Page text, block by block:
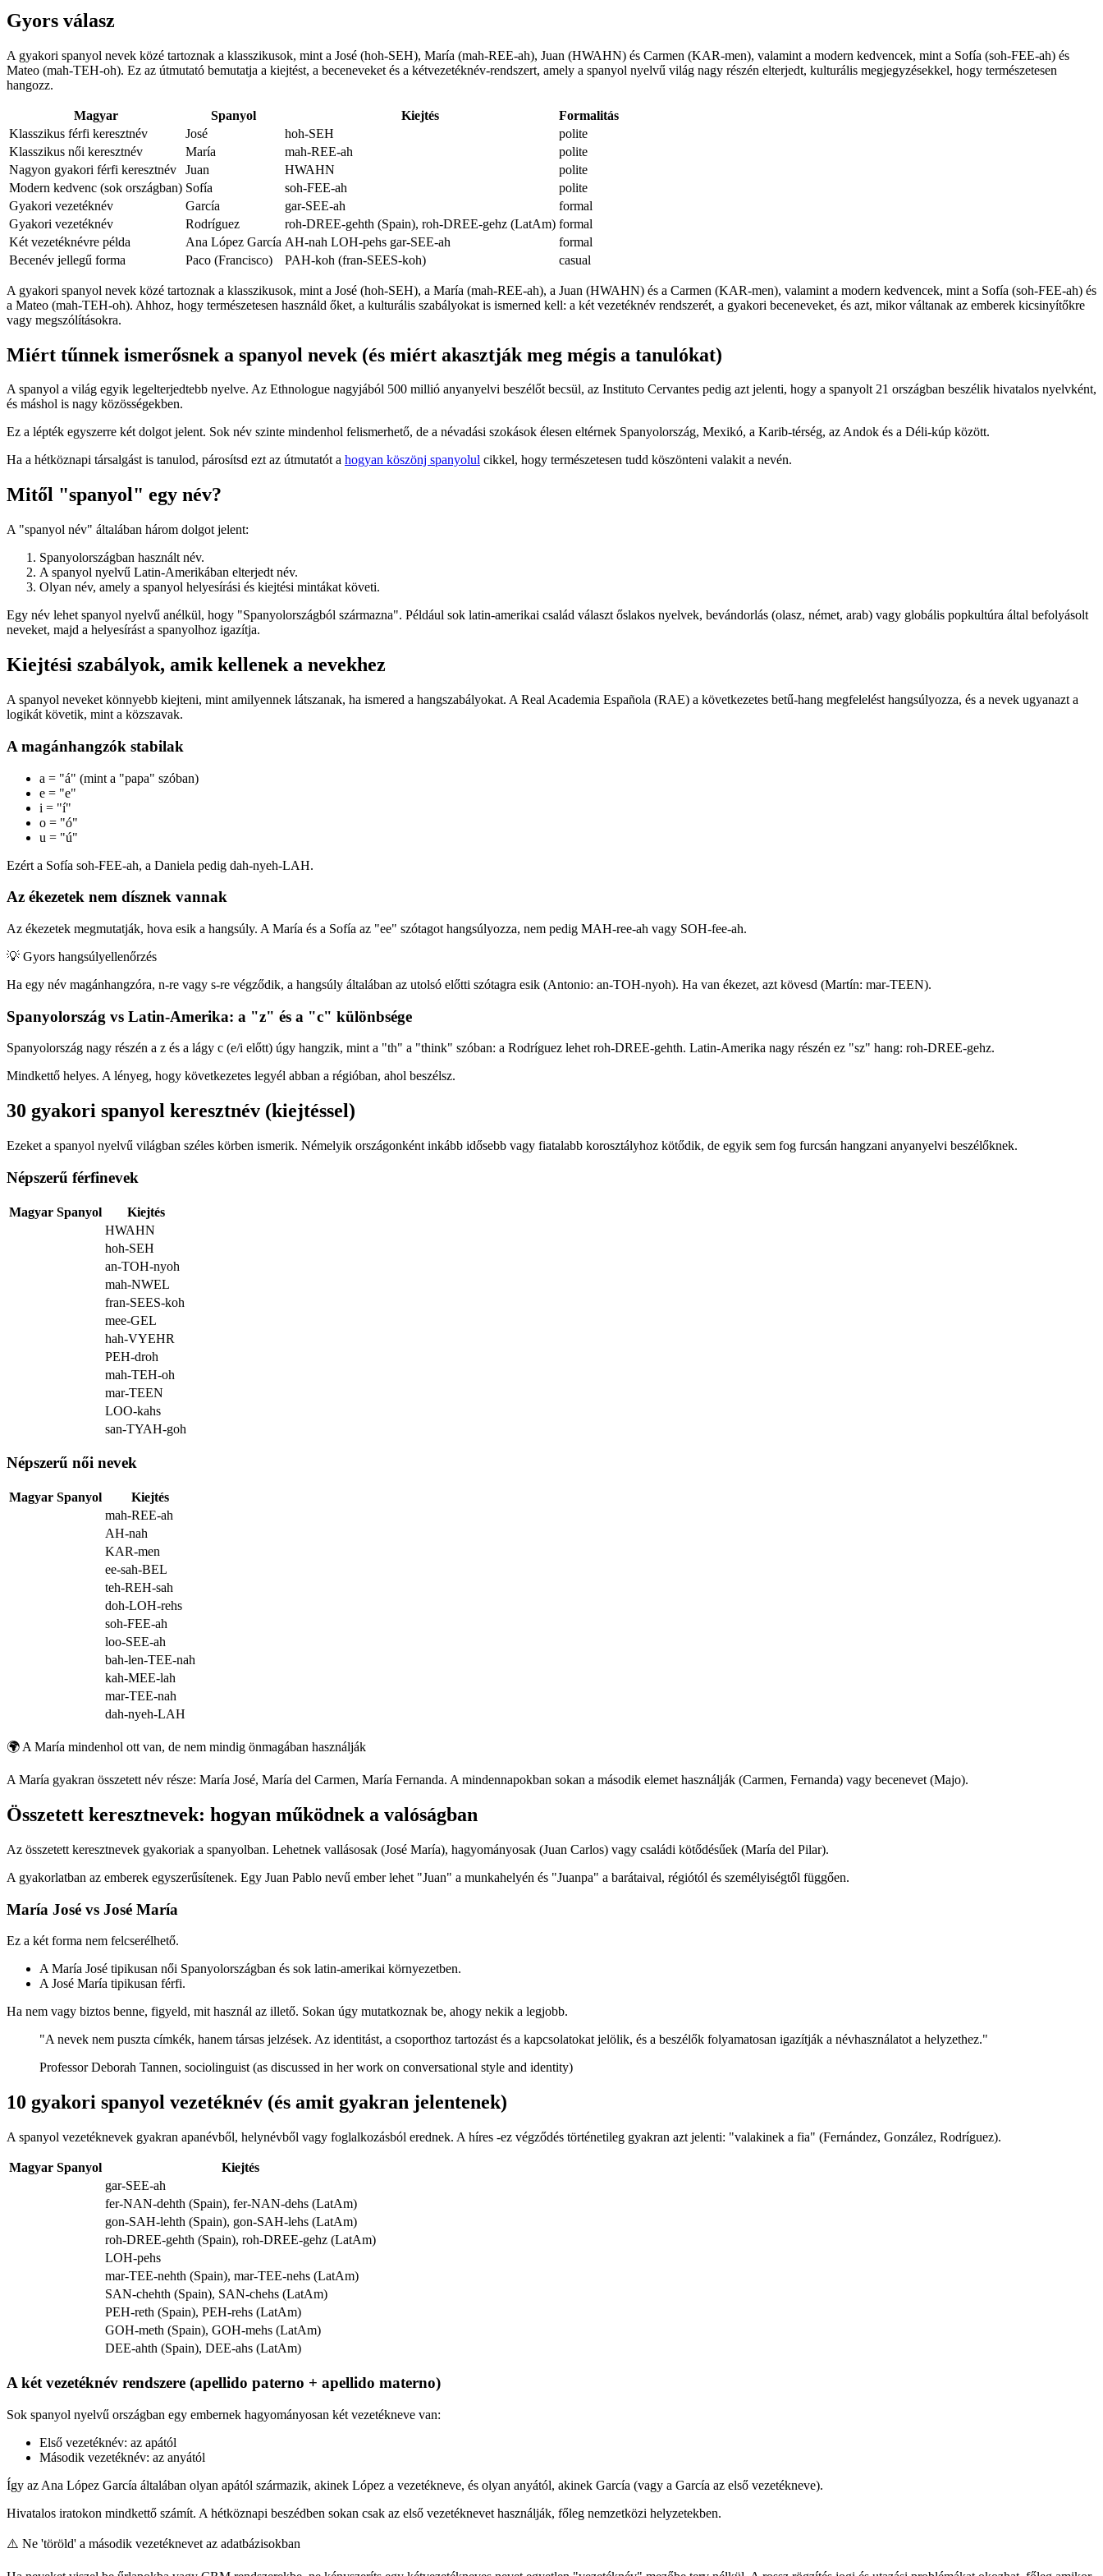
Gyors válasz
A gyakori spanyol nevek közé tartoznak a klasszikusok, mint a José (hoh-SEH), María (mah-REE-ah), Juan (HWAHN) és Carmen (KAR-men), valamint a modern kedvencek, mint a Sofía (soh-FEE-ah) és
Mateo (mah-TEH-oh). Ez az útmutató bemutatja a kiejtést, a beceneveket és a kétvezetéknév-rendszert, amely a spanyol nyelvű világ nagy részén elterjedt, kulturális megjegyzésekkel, hogy természetesen
hangozz.
Magyar Spanyol Kiejtés
Formalitás
Klasszikus férfi keresztnév
José hoh-SEH
polite
Klasszikus női keresztnév
María mah-REE-ah
polite
Nagyon gyakori férfi keresztnév
Juan HWAHN
polite
Modern kedvenc (sok országban) Sofía soh-FEE-ah
polite
Gyakori vezetéknév
García gar-SEE-ah
formal
Gyakori vezetéknév
Rodríguez roh-DREE-gehth (Spain), roh-DREE-gehz (LatAm) formal
Két vezetéknévre példa
Ana López García AH-nah LOH-pehs gar-SEE-ah
formal
Becenév jellegű forma
Paco (Francisco) PAH-koh (fran-SEES-koh) casual
A gyakori spanyol nevek közé tartoznak a klasszikusok, mint a José (hoh-SEH), a María (mah-REE-ah), a Juan (HWAHN) és a Carmen (KAR-men), valamint a modern kedvencek, mint a Sofía (soh-FEE-ah) és
a Mateo (mah-TEH-oh). Ahhoz, hogy természetesen használd őket, a kulturális szabályokat is ismerned kell: a két vezetéknév rendszerét, a gyakori beceneveket, és azt, mikor váltanak az emberek kicsinyítőkre
vagy megszólításokra.
Miért tűnnek ismerősnek a spanyol nevek (és miért akasztják meg mégis a tanulókat)
A spanyol a világ egyik legelterjedtebb nyelve. Az Ethnologue nagyjából 500 millió anyanyelvi beszélőt becsül, az Instituto Cervantes pedig azt jelenti, hogy a spanyolt 21 országban beszélik hivatalos nyelvként,
és máshol is nagy közösségekben.
Ez a lépték egyszerre két dolgot jelent. Sok név szinte mindenhol felismerhető, de a névadási szokások élesen eltérnek Spanyolország, Mexikó, a Karib-térség, az Andok és a Déli-kúp között.
Ha a hétköznapi társalgást is tanulod, párosítsd ezt az útmutatót a hogyan köszönj spanyolul cikkel, hogy természetesen tudd köszönteni valakit a nevén.
Mitől "spanyol" egy név?
A "spanyol név" általában három dolgot jelent:
Spanyolországban használt név.
A spanyol nyelvű Latin-Amerikában elterjedt név.
Olyan név, amely a spanyol helyesírási és kiejtési mintákat követi.
Egy név lehet spanyol nyelvű anélkül, hogy "Spanyolországból származna". Például sok latin-amerikai család választ őslakos nyelvek, bevándorlás (olasz, német, arab) vagy globális popkultúra által befolyásolt
neveket, majd a helyesírást a spanyolhoz igazítja.
Kiejtési szabályok, amik kellenek a nevekhez
A spanyol neveket könnyebb kiejteni, mint amilyennek látszanak, ha ismered a hangszabályokat. A Real Academia Española (RAE) a következetes betű-hang megfelelést hangsúlyozza, és a nevek ugyanazt a
logikát követik, mint a közszavak.
A magánhangzók stabilak
a = "á" (mint a "papa" szóban)
e = "e"
i = "í"
o = "ó"
u = "ú"
Ezért a Sofía soh-FEE-ah, a Daniela pedig dah-nyeh-LAH.
Az ékezetek nem dísznek vannak
Az ékezetek megmutatják, hova esik a hangsúly. A María és a Sofía az "ee" szótagot hangsúlyozza, nem pedig MAH-ree-ah vagy SOH-fee-ah.
💡 Gyors hangsúlyellenőrzés
Ha egy név magánhangzóra, n-re vagy s-re végződik, a hangsúly általában az utolsó előtti szótagra esik (Antonio: an-TOH-nyoh). Ha van ékezet, azt kövesd (Martín: mar-TEEN).
Spanyolország vs Latin-Amerika: a "z" és a "c" különbsége
Spanyolország nagy részén a z és a lágy c (e/i előtt) úgy hangzik, mint a "th" a "think" szóban: a Rodríguez lehet roh-DREE-gehth. Latin-Amerika nagy részén ez "sz" hang: roh-DREE-gehz.
Mindkettő helyes. A lényeg, hogy következetes legyél abban a régióban, ahol beszélsz.
30 gyakori spanyol keresztnév (kiejtéssel)
Ezeket a spanyol nyelvű világban széles körben ismerik. Némelyik országonként inkább idősebb vagy fiatalabb korosztályhoz kötődik, de egyik sem fog furcsán hangzani anyanyelvi beszélőknek.
Népszerű férfinevek
Magyar Spanyol
Kiejtés
HWAHN
hoh-SEH
an-TOH-nyoh
mah-NWEL
fran-SEES-koh
mee-GEL
hah-VYEHR
PEH-droh
mah-TEH-oh
mar-TEEN
LOO-kahs
san-TYAH-goh
Népszerű női nevek
Magyar Spanyol
Kiejtés
mah-REE-ah
AH-nah
KAR-men
ee-sah-BEL
teh-REH-sah
doh-LOH-rehs
soh-FEE-ah
loo-SEE-ah
bah-len-TEE-nah
kah-MEE-lah
mar-TEE-nah
dah-nyeh-LAH
🌍 A María mindenhol ott van, de nem mindig önmagában használják
A María gyakran összetett név része: María José, María del Carmen, María Fernanda. A mindennapokban sokan a második elemet használják (Carmen, Fernanda) vagy becenevet (Majo).
Összetett keresztnevek: hogyan működnek a valóságban
Az összetett keresztnevek gyakoriak a spanyolban. Lehetnek vallásosak (José María), hagyományosak (Juan Carlos) vagy családi kötődésűek (María del Pilar).
A gyakorlatban az emberek egyszerűsítenek. Egy Juan Pablo nevű ember lehet "Juan" a munkahelyén és "Juanpa" a barátaival, régiótól és személyiségtől függően.
María José vs José María
Ez a két forma nem felcserélhető.
A María José tipikusan női Spanyolországban és sok latin-amerikai környezetben.
A José María tipikusan férfi.
Ha nem vagy biztos benne, figyeld, mit használ az illető. Sokan úgy mutatkoznak be, ahogy nekik a legjobb.
"A nevek nem puszta címkék, hanem társas jelzések. Az identitást, a csoporthoz tartozást és a kapcsolatokat jelölik, és a beszélők folyamatosan igazítják a névhasználatot a helyzethez."
Professor Deborah Tannen, sociolinguist (as discussed in her work on conversational style and identity)
10 gyakori spanyol vezetéknév (és amit gyakran jelentenek)
A spanyol vezetéknevek gyakran apanévből, helynévből vagy foglalkozásból erednek. A híres -ez végződés történetileg gyakran azt jelenti: "valakinek a fia" (Fernández, González, Rodríguez).
Magyar Spanyol
Kiejtés
gar-SEE-ah
fer-NAN-dehth (Spain), fer-NAN-dehs (LatAm)
gon-SAH-lehth (Spain), gon-SAH-lehs (LatAm)
roh-DREE-gehth (Spain), roh-DREE-gehz (LatAm)
LOH-pehs
mar-TEE-nehth (Spain), mar-TEE-nehs (LatAm)
SAN-chehth (Spain), SAN-chehs (LatAm)
PEH-reth (Spain), PEH-rehs (LatAm)
GOH-meth (Spain), GOH-mehs (LatAm)
DEE-ahth (Spain), DEE-ahs (LatAm)
A két vezetéknév rendszere (apellido paterno + apellido materno)
Sok spanyol nyelvű országban egy embernek hagyományosan két vezetékneve van:
Első vezetéknév: az apától
Második vezetéknév: az anyától
Így az Ana López García általában olyan apától származik, akinek López a vezetékneve, és olyan anyától, akinek García (vagy a García az első vezetékneve).
Hivatalos iratokon mindkettő számít. A hétköznapi beszédben sokan csak az első vezetéknevet használják, főleg nemzetközi helyzetekben.
⚠️ Ne 'töröld' a második vezetéknevet az adatbázisokban